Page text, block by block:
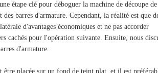
étape clé pour déboguer la machine de découpe
barres d'armature. Cependant, la réalité est que
d'avantages économiques et ne pas accorder
cachés pour l'opération suivante. Ensuite, nous
d'armature.
être placée sur un fond de teint plat, et il est